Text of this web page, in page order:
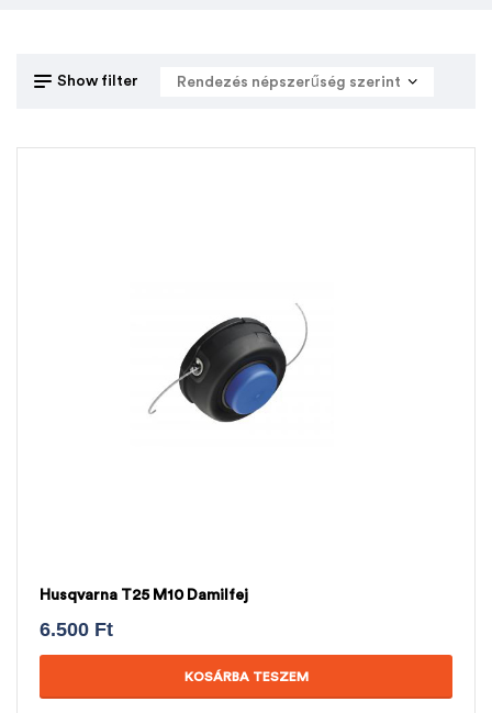
Show filter
Husqvarna T25 M10 Damilfej
6.500 Ft
KOSÁRBA TESZEM